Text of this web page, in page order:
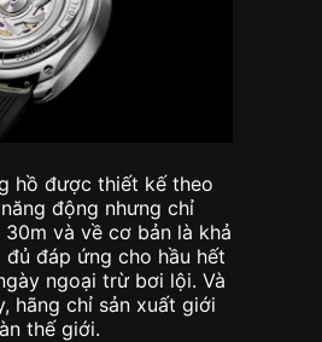
hồ được thiết kế theo
động nhưng chỉ
và về cơ bản là khả
đáp ứng cho hầu hết
ngoại trừ bơi lội. Và
hãng chỉ sản xuất giới
thế giới.